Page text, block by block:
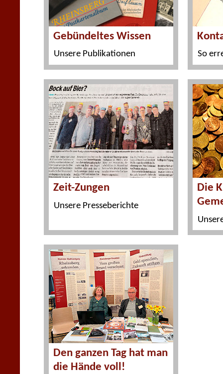
Gebündeltes Wissen
Unsere Publikationen So
Zeit-Zungen
Unsere Presseberichte
Die
Den ganzen Tag hat man
die Hände voll!